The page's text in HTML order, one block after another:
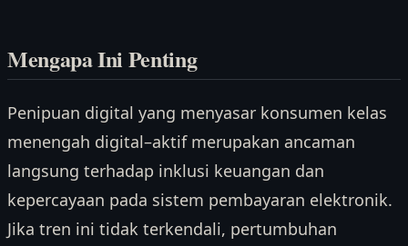
Mengapa Ini Penting
Penipuan digital yang menyasar konsumen kelas
menengah digital–aktif merupakan ancaman
langsung terhadap inklusi keuangan dan
kepercayaan pada sistem pembayaran elektronik.
Jika tren ini tidak terkendali, pertumbuhan